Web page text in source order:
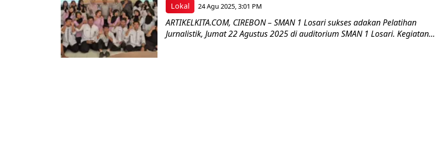
Lokal 24 Agu 2025, 3:01 PM
ARTIKELKITA.COM, CIREBON – SMAN 1 Losari sukses adakan Pelatihan
Jurnalistik, Jumat 22 Agustus 2025 di auditorium SMAN 1 Losari. Kegiatan...